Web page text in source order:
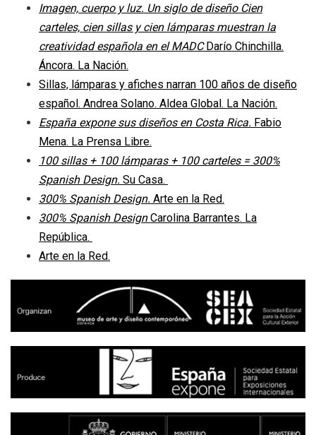
Imagen, cuerpo y luz. Un siglo de diseño Cien
carteles, cien sillas y cien lámparas muestran la
creatividad española en el MADCDarío Chinchilla.
Áncora. La Nación.
Sillas, lámparas y afiches narran 100 años de diseño
español. Andrea Solano. Aldea Global. La Nación.
España expone sus diseños en Costa Rica. Fabio
Mena. La Prensa Libre.
100 sillas + 100 lámparas + 100 carteles = 300%
Spanish Design. Su Casa.
300% Spanish Design. Arte en la Red.
300% Spanish DesignCarolina Barrantes. La
República.
Arte en la Red.